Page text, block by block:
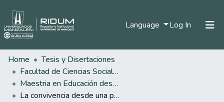
Language Log In (current)
Home
Tesis y Disertaciones
Facultad de Ciencias Sociales y Humanas
Maestria en Educación desde la Diversidad
La convivencia desde una perspectiva de los niños y las niñas: un asunto relacionado con el juego y los valores humanos